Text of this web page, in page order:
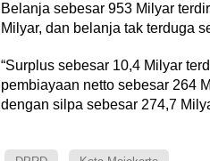
Belanja sebesar 953 Milyar
Milyar, dan belanja tak terduga
“Surplus sebesar 10,4 Milyar
pembiayaan netto sebesar 264
dengan silpa sebesar 274,7